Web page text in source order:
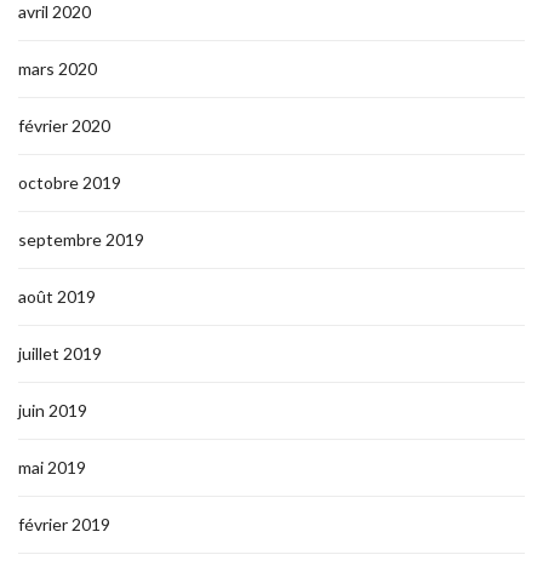
avril 2020
mars 2020
février 2020
octobre 2019
septembre 2019
août 2019
juillet 2019
juin 2019
mai 2019
février 2019